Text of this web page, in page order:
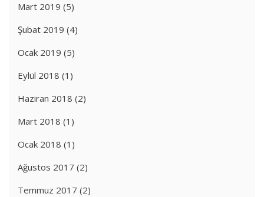
Mart 2019 (5)
Şubat 2019 (4)
Ocak 2019 (5)
Eylül 2018 (1)
Haziran 2018 (2)
Mart 2018 (1)
Ocak 2018 (1)
Ağustos 2017 (2)
Temmuz 2017 (2)